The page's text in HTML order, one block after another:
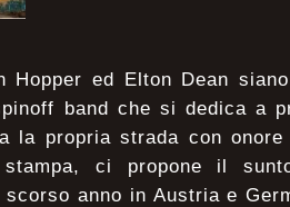
Hopper ed Elton Dean
band che si dedica a
la propria strada con
ci propone il
scorso anno in Austria e